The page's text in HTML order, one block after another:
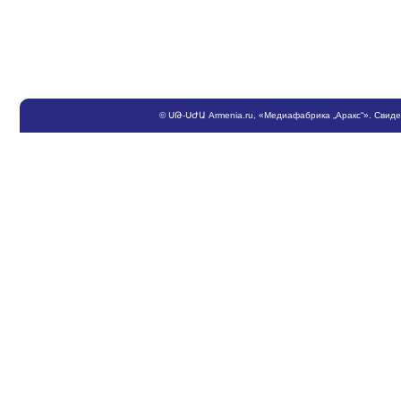
©ՍԹ-ՍԺԱ Armenia.ru , «Медиафабрика „Аракс“».